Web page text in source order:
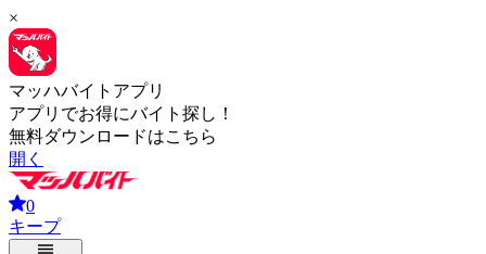
×
マッハバイトアプリ
アプリでお得にバイト探し！
無料ダウンロードはこちら
開く
0
キープ